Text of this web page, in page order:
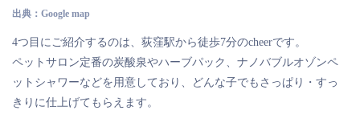
出典：Google map
4つ目にご紹介するのは、荻窪駅から徒歩7分のcheerです。
ペットサロン定番の炭酸泉やハーブパック、ナノバブルオゾンペ
ットシャワーなどを用意しており、どんな子でもさっぱり・すっ
きりに仕上げてもらえます。